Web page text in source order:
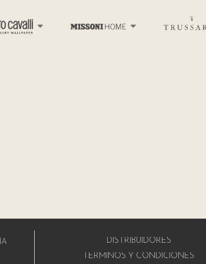
DISTRIBUIDORES
TÉRMINOS Y CONDICIONES